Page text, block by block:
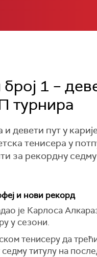
1 –
турнира
девети пут у
тенисера у
за рекордну
и нови рекорд
је Карлоса
у сезони.
тенисеру да
титулу на